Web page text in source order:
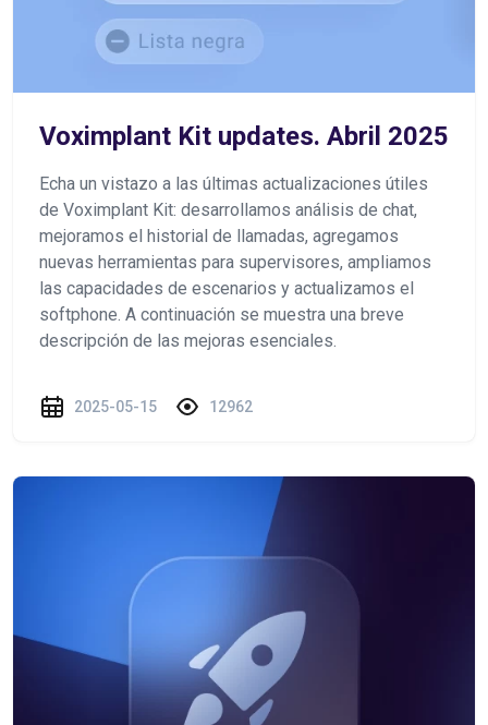
Voximplant Kit updates. Abril 2025
Echa un vistazo a las últimas actualizaciones útiles
de Voximplant Kit: desarrollamos análisis de chat,
mejoramos el historial de llamadas, agregamos
nuevas herramientas para supervisores, ampliamos
las capacidades de escenarios y actualizamos el
softphone. A continuación se muestra una breve
descripción de las mejoras esenciales.
2025-05-15 12962